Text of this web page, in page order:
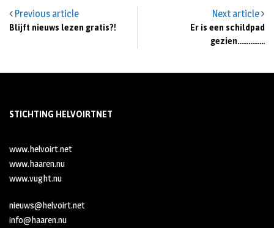
Previous article
Blijft nieuws lezen gratis?!
Next article
Er is een schildpad
gezien……………
STICHTING HELVOIRTNET
www.helvoirt.net
www.haaren.nu
www.vught.nu
nieuws@helvoirt.net
info@haaren.nu